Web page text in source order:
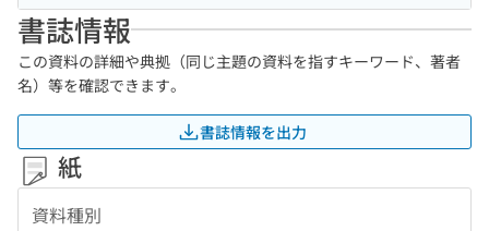
書誌情報
この資料の詳細や典拠（同じ主題の資料を指すキーワード、著者
名）等を確認できます。
書誌情報を出力
紙
資料種別